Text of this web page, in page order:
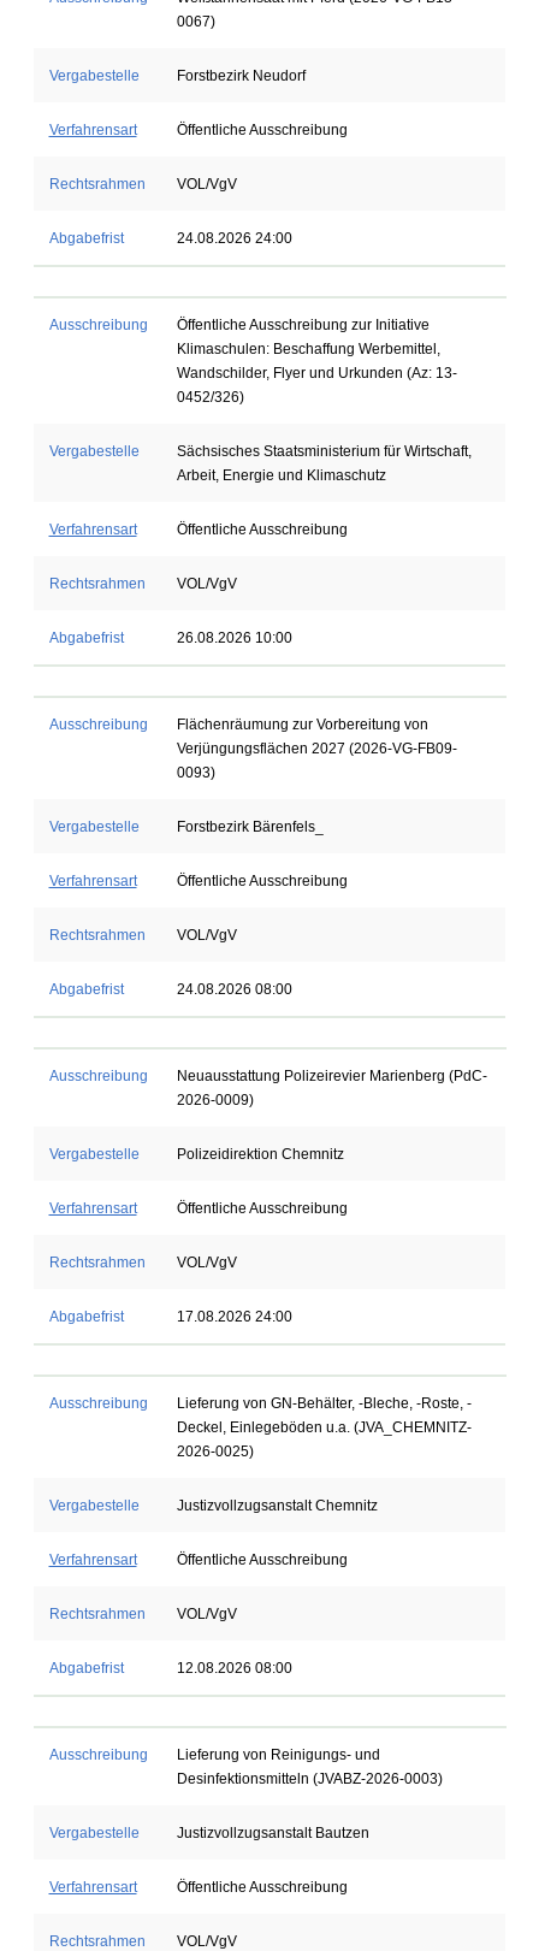
0067)
Vergabestelle Forstbezirk Neudorf
Verfahrensart Öffentliche Ausschreibung
Rechtsrahmen VOL/VgV
Abgabefrist 24.08.2026 24:00
Ausschreibung
Öffentliche Ausschreibung zur Initiative
Klimaschulen: Beschaffung Werbemittel,
Wandschilder, Flyer und Urkunden (Az: 13-
0452/326)
Vergabestelle
Sächsisches Staatsministerium für Wirtschaft,
Arbeit, Energie und Klimaschutz
Verfahrensart Öffentliche Ausschreibung
Rechtsrahmen VOL/VgV
Abgabefrist 26.08.2026 10:00
Ausschreibung
Flächenräumung zur Vorbereitung von
Verjüngungsflächen 2027 (2026-VG-FB09-
0093)
Vergabestelle Forstbezirk Bärenfels_
Verfahrensart Öffentliche Ausschreibung
Rechtsrahmen VOL/VgV
Abgabefrist 24.08.2026 08:00
Ausschreibung
Neuausstattung Polizeirevier Marienberg (PdC-
2026-0009)
Vergabestelle Polizeidirektion Chemnitz
Verfahrensart Öffentliche Ausschreibung
Rechtsrahmen VOL/VgV
Abgabefrist 17.08.2026 24:00
Ausschreibung
Lieferung von GN-Behälter, -Bleche, -Roste, -
Deckel, Einlegeböden u.a. (JVA_CHEMNITZ-
2026-0025)
Vergabestelle Justizvollzugsanstalt Chemnitz
Verfahrensart Öffentliche Ausschreibung
Rechtsrahmen VOL/VgV
Abgabefrist 12.08.2026 08:00
Ausschreibung
Lieferung von Reinigungs- und
Desinfektionsmitteln (JVABZ-2026-0003)
Vergabestelle Justizvollzugsanstalt Bautzen
Verfahrensart Öffentliche Ausschreibung
Rechtsrahmen VOL/VgV